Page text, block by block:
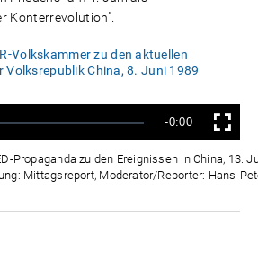
Konterrevolution".
Volkskammer zu den aktuellen
Volksrepublik China, 8. Juni 1989
Verbleibende
Zeit
-0:00 Vollbild
Propaganda zu den Ereignissen in China, 13.
Mittagsreport, Moderator/Reporter: Hans-